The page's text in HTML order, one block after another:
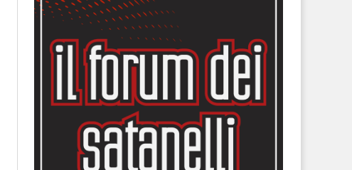
Antonini: “Penalizzazione non
ha di che esistere. Nostra